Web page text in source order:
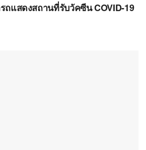
ถแสดงสถานที่รับวัคซีน COVID-19